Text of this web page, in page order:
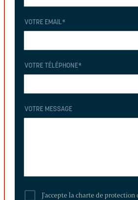
VOTRE EMAIL*
VOTRE TÉLÉPHONE*
VOTRE MESSAGE
J'accepte la charte de protection